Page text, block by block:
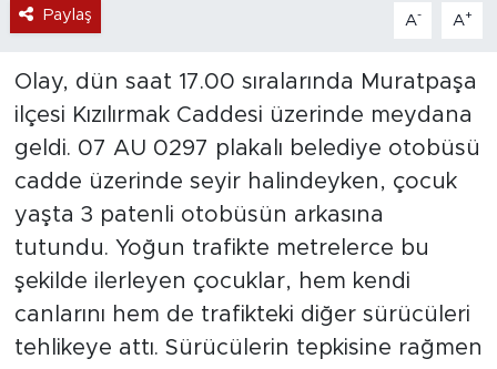
Paylaş A- A+
Olay, dün saat 17.00 sıralarında Muratpaşa
ilçesi Kızılırmak Caddesi üzerinde meydana
geldi. 07 AU 0297 plakalı belediye otobüsü
cadde üzerinde seyir halindeyken, çocuk
yaşta 3 patenli otobüsün arkasına
tutundu. Yoğun trafikte metrelerce bu
şekilde ilerleyen çocuklar, hem kendi
canlarını hem de trafikteki diğer sürücüleri
tehlikeye attı. Sürücülerin tepkisine rağmen